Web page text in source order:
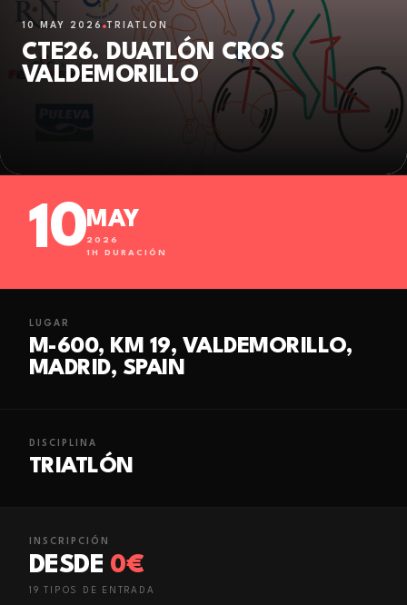
10 MAY 2026 TRIATLÓN
CTE26. DUATLÓN CROS
VALDEMORILLO
10MAY
2026
1H DURACIÓN
LUGAR
M-600, KM 19, VALDEMORILLO,
MADRID, SPAIN
DISCIPLINA
TRIATLÓN
INSCRIPCIÓN
DESDE 0€
19 TIPO S DE ENTRADA